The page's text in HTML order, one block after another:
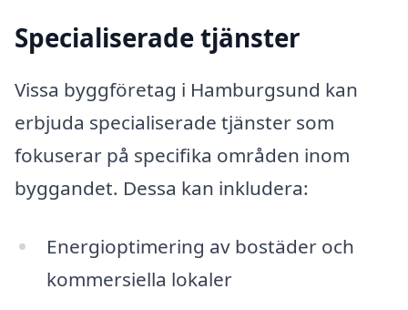
Specialiserade tjänster
Vissa byggföretag i Hamburgsund kan
erbjuda specialiserade tjänster som
fokuserar på specifika områden inom
byggandet. Dessa kan inkludera:
Energioptimering av bostäder och
kommersiella lokaler